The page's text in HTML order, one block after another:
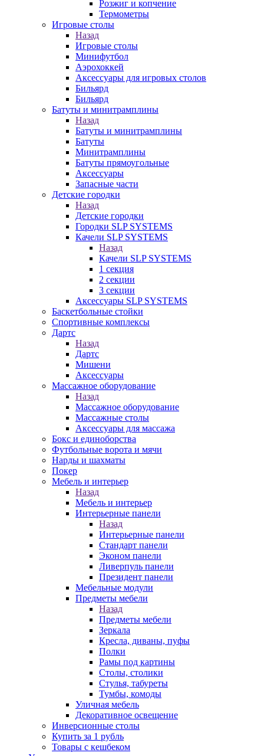
Розжиг и копчение
Термометры
Игровые столы
Назад
Игровые столы
Минифутбол
Аэрохоккей
Аксессуары для игровых столов
Бильяpд
Бильяpд
Батуты и минитрамплины
Назад
Батуты и минитрамплины
Батуты
Минитрамплины
Батуты прямоугольные
Аксессуары
Запасные части
Детские городки
Назад
Детские городки
Городки SLP SYSTEMS
Качели SLP SYSTEMS
Назад
Качели SLP SYSTEMS
1 секция
2 секции
3 секции
Аксессуары SLP SYSTEMS
Баскетбольные стойки
Спортивные комплексы
Дартс
Назад
Дартс
Мишени
Аксессуары
Массажное оборудование
Назад
Массажное оборудование
Массажные столы
Аксессуары для массажа
Бокс и единоборства
Футбольные ворота и мячи
Нарды и шахматы
Покер
Мебель и интерьер
Назад
Мебель и интерьер
Интерьерные панели
Назад
Интерьерные панели
Стандарт панели
Эконом панели
Ливерпуль панели
Президент панели
Мебельные модули
Предметы мебели
Назад
Предметы мебели
Зеркала
Кресла, диваны, пуфы
Полки
Рамы под картины
Столы, столики
Стулья, табуреты
Тумбы, комоды
Уличная мебель
Декоративное освещение
Инверсионные столы
Купить за 1 рубль
Товары с кешбеком